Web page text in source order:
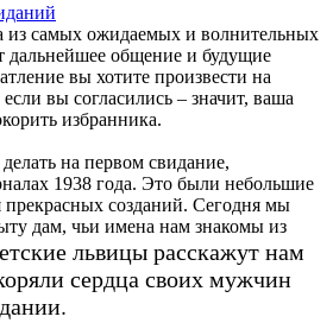
из самых ожидаемых и волнительных
дальнейшее общение и будущие
вы хотите произвести на
вы согласились – значит, ваша
избранника.
на первом свидание,
1938 года. Это были небольшие
прекрасных созданий. Сегодня мы
дам, чьи имена нам знакомы из
львицы расскажут нам
сердца своих мужчин